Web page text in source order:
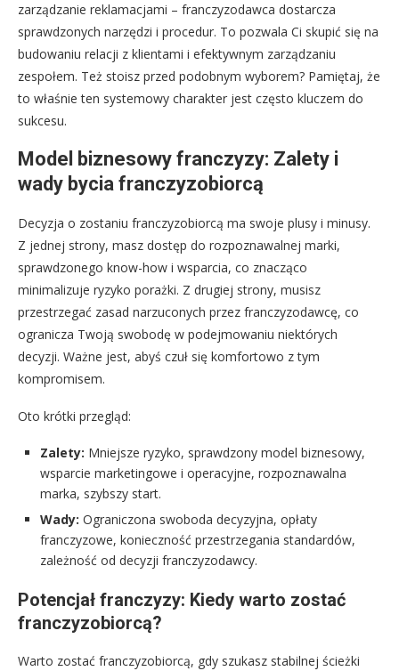
zarządzanie reklamacjami – franczyzodawca dostarcza
sprawdzonych narzędzi i procedur. To pozwala Ci skupić się na
budowaniu relacji z klientami i efektywnym zarządzaniu
zespołem. Też stoisz przed podobnym wyborem? Pamiętaj, że
to właśnie ten systemowy charakter jest często kluczem do
sukcesu.
Model biznesowy franczyzy: Zalety i
wady bycia franczyzobiorcą
Decyzja o zostaniu franczyzobiorcą ma swoje plusy i minusy.
Z jednej strony, masz dostęp do rozpoznawalnej marki,
sprawdzonego know-how i wsparcia, co znacząco
minimalizuje ryzyko porażki. Z drugiej strony, musisz
przestrzegać zasad narzuconych przez franczyzodawcę, co
ogranicza Twoją swobodę w podejmowaniu niektórych
decyzji. Ważne jest, abyś czuł się komfortowo z tym
kompromisem.
Oto krótki przegląd:
Zalety: Mniejsze ryzyko, sprawdzony model biznesowy,
wsparcie marketingowe i operacyjne, rozpoznawalna
marka, szybszy start.
Wady: Ograniczona swoboda decyzyjna, opłaty
franczyzowe, konieczność przestrzegania standardów,
zależność od decyzji franczyzodawcy.
Potencjał franczyzy: Kiedy warto zostać
franczyzobiorcą?
Warto zostać franczyzobiorcą, gdy szukasz stabilnej ścieżki